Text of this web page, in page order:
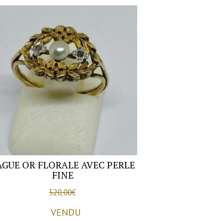
OR FLORALE AVEC PERLE
FINE
520,00€
VENDU